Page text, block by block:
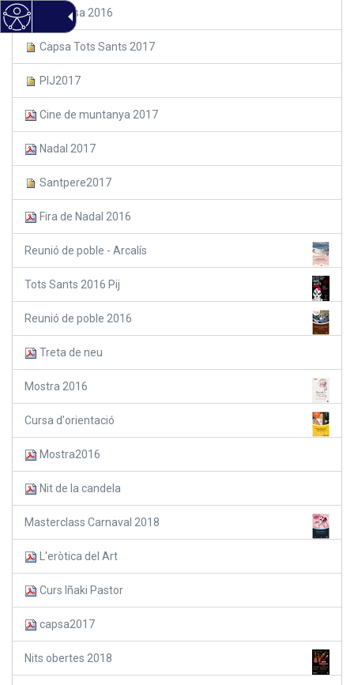
La Capsa 2016
Capsa Tots Sants 2017
PIJ2017
Cine de muntanya 2017
Nadal 2017
Santpere2017
Fira de Nadal 2016
Reunió de poble - Arcalís
Tots Sants 2016 Pij
Reunió de poble 2016
Treta de neu
Mostra 2016
Cursa d'orientació
Mostra2016
Nit de la candela
Masterclass Carnaval 2018
L'eròtica del Art
Curs Iñaki Pastor
capsa2017
Nits obertes 2018